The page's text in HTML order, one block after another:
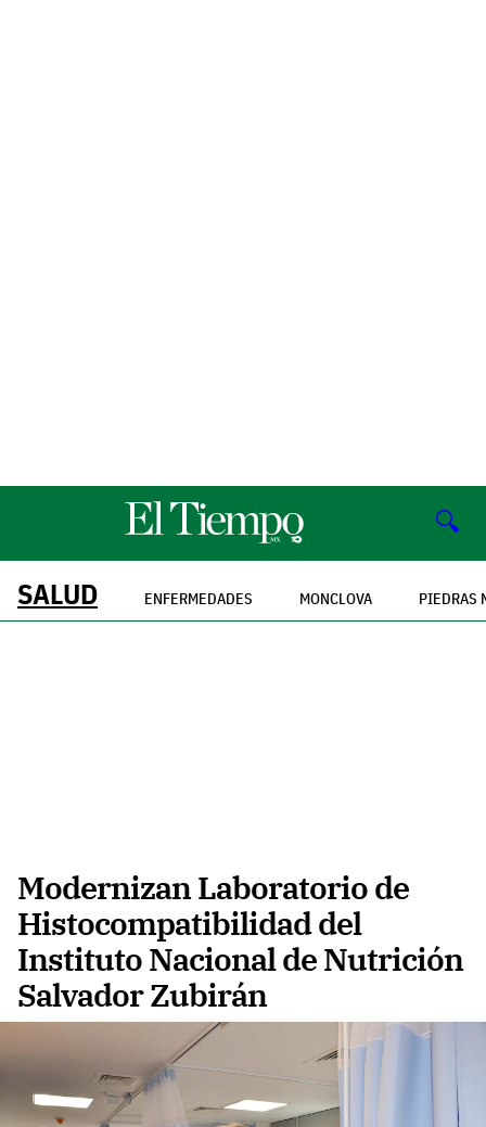
🔍
SALUD ENFERMEDADES MONCLOVA PIEDRAS
Modernizan Laboratorio de
Histocompatibilidad del
Instituto Nacional de Nutrición
Salvador Zubirán